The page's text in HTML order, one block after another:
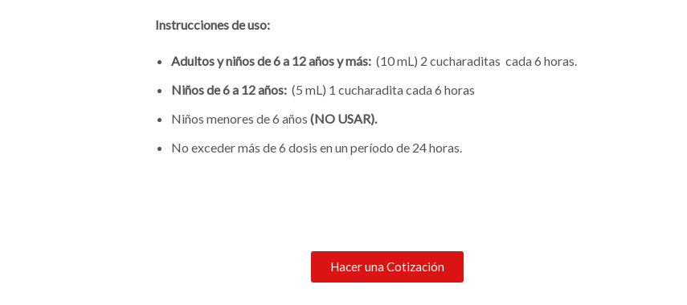
Instrucciones de uso:
Adultos y niños de 6 a 12 años y más: (10 mL) 2 cucharaditas cada 6 horas.
Niños de 6 a 12 años: (5 mL) 1 cucharadita cada 6 horas
Niños menores de 6 años (NO USAR).
No exceder más de 6 dosis en un período de 24 horas.
Hacer una Cotización